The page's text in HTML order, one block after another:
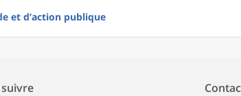
et d’action publique